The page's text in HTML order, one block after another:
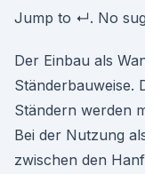
Jump to ↵. No
Der Einbau als
Ständerbauweise.
Ständern werden
Bei der Nutzung
zwischen den